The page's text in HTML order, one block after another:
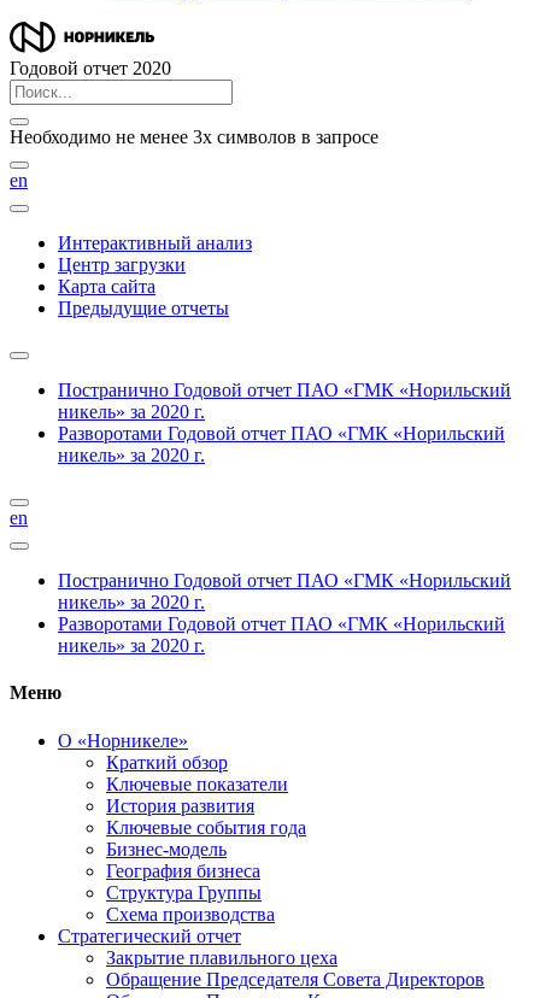
Годовой отчет 2020
Необходимо не менее 3х символов в запросе
en
Интерактивный анализ
Центр загрузки
Карта сайта
Предыдущие отчеты
Постранично Годовой отчет ПАО «ГМК «Норильский
никель» за 2020 г.
Разворотами Годовой отчет ПАО «ГМК «Норильский
никель» за 2020 г.
en
Постранично Годовой отчет ПАО «ГМК «Норильский
никель» за 2020 г.
Разворотами Годовой отчет ПАО «ГМК «Норильский
никель» за 2020 г.
Меню
О «Норникеле»
Краткий обзор
Ключевые показатели
История развития
Ключевые события года
Бизнес-модель
География бизнеса
Структура Группы
Схема производства
Стратегический отчет
Закрытие плавильного цеха
Обращение Председателя Совета Директоров